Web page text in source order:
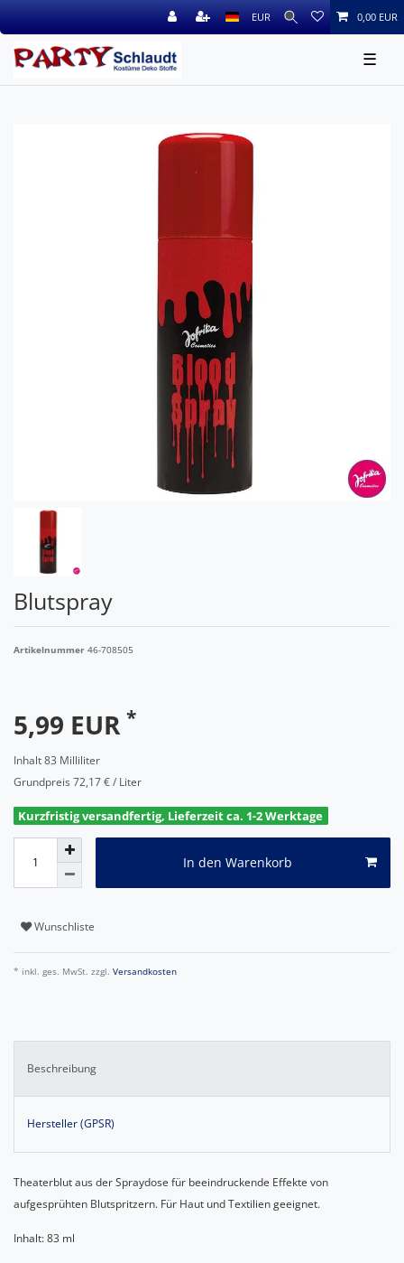
EUR 0,00 EUR
☰
Blutspray
Artikelnummer 46-708505
5,99 EUR *
Inhalt83 Milliliter
Grundpreis 72,17 € / Liter
Kurzfristig versandfertig, Lieferzeit ca. 1-2 Werktage
In den Warenkorb
Wunschliste
* inkl. ges. MwSt. zzgl. Versandkosten
Beschreibung
Hersteller (GPSR)
Theaterblut aus der Spraydose für beeindruckende Effekte von
aufgesprühten Blutspritzern. Für Haut und Textilien geeignet.
Inhalt: 83 ml